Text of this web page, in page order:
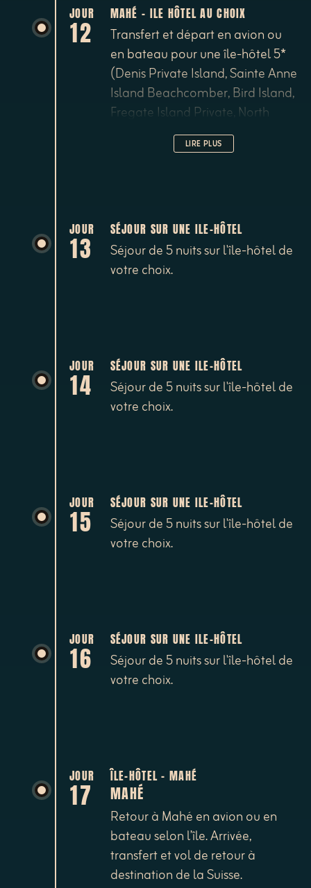
JOUR
12
MAHÉ - ILE HÔTEL AU CHOIX
Transfert et départ en avion ou
en bateau pour une île-hôtel 5*
(Denis Private Island, Sainte Anne
Island Beachcomber, Bird Island,
Fregate Island Private, North
Island, Alphonse Island ou Hilton
Seychelles Labriz Resort à
LIRE PLUS
JOUR
13
SÉJOUR SUR UNE ILE-HÔTEL
Séjour de 5 nuits sur l'île-hôtel de
votre choix.
JOUR
14
SÉJOUR SUR UNE ILE-HÔTEL
Séjour de 5 nuits sur l'île-hôtel de
votre choix.
JOUR
15
SÉJOUR SUR UNE ILE-HÔTEL
Séjour de 5 nuits sur l'île-hôtel de
votre choix.
JOUR
16
SÉJOUR SUR UNE ILE-HÔTEL
Séjour de 5 nuits sur l'île-hôtel de
votre choix.
JOUR
17
ÎLE-HÔTEL - MAHÉ
MAHÉ
Retour à Mahé en avion ou en
bateau selon l’île. Arrivée,
transfert et vol de retour à
destination de la Suisse.